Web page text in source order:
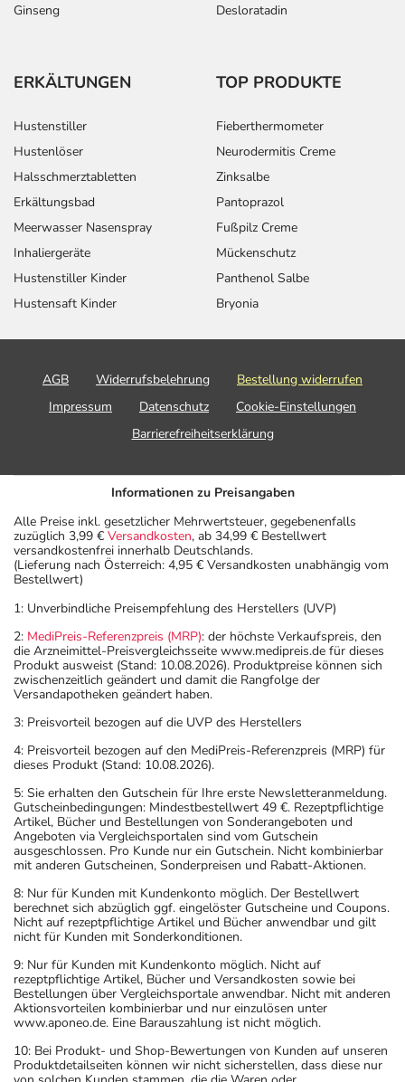
Ginseng
Desloratadin
ERKÄLTUNGEN
Hustenstiller
Hustenlöser
Halsschmerztabletten
Erkältungsbad
Meerwasser Nasenspray
Inhaliergeräte
Hustenstiller Kinder
Hustensaft Kinder
TOP PRODUKTE
Fieberthermometer
Neurodermitis Creme
Zinksalbe
Pantoprazol
Fußpilz Creme
Mückenschutz
Panthenol Salbe
Bryonia
AGB Widerrufsbelehrung
Bestellung widerrufen
Impressum
Datenschutz
Cookie-Einstellungen
Barrierefreiheitserklärung
Informationen zu Preisangaben
Alle Preise inkl. gesetzlicher Mehrwertsteuer, gegebenenfalls
zuzüglich 3,99 € Versandkosten, ab 34,99 € Bestellwert
versandkostenfrei innerhalb Deutschlands.
(Lieferung nach Österreich: 4,95 € Versandkosten unabhängig vom
Bestellwert)
1: Unverbindliche Preisempfehlung des Herstellers (UVP)
2: MediPreis-Referenzpreis (MRP): der höchste Verkaufspreis, den
die Arzneimittel-Preisvergleichsseite www.medipreis.de für dieses
Produkt ausweist (Stand: 10.08.2026). Produktpreise können sich
zwischenzeitlich geändert und damit die Rangfolge der
Versandapotheken geändert haben.
3: Preisvorteil bezogen auf die UVP des Herstellers
4: Preisvorteil bezogen auf den MediPreis-Referenzpreis (MRP) für
dieses Produkt (Stand: 10.08.2026).
5: Sie erhalten den Gutschein für Ihre erste Newsletteranmeldung.
Gutscheinbedingungen: Mindestbestellwert 49 €. Rezeptpflichtige
Artikel, Bücher und Bestellungen von Sonderangeboten und
Angeboten via Vergleichsportalen sind vom Gutschein
ausgeschlossen. Pro Kunde nur ein Gutschein. Nicht kombinierbar
mit anderen Gutscheinen, Sonderpreisen und Rabatt-Aktionen.
8: Nur für Kunden mit Kundenkonto möglich. Der Bestellwert
berechnet sich abzüglich ggf. eingelöster Gutscheine und Coupons.
Nicht auf rezeptpflichtige Artikel und Bücher anwendbar und gilt
nicht für Kunden mit Sonderkonditionen.
9: Nur für Kunden mit Kundenkonto möglich. Nicht auf
rezeptpflichtige Artikel, Bücher und Versandkosten sowie bei
Bestellungen über Vergleichsportale anwendbar. Nicht mit anderen
Aktionsvorteilen kombinierbar und nur einzulösen unter
www.aponeo.de. Eine Barauszahlung ist nicht möglich.
10: Bei Produkt- und Shop-Bewertungen von Kunden auf unseren
Produktdetailseiten können wir nicht sicherstellen, dass diese nur